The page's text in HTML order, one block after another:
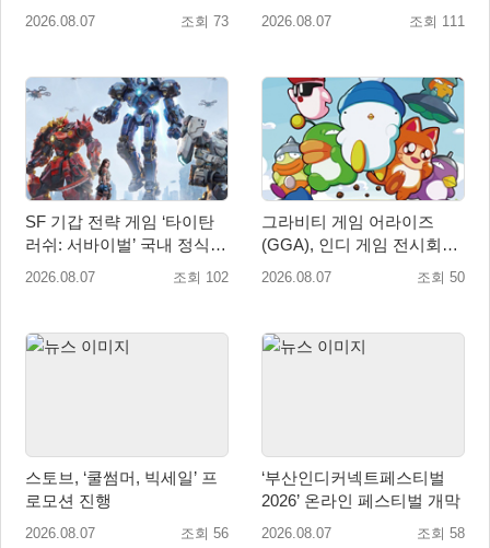
자 소통 예고
2026.08.07 조회 73
입
2026.08.07 조회 111
SF 기갑 전략 게임 ‘타이탄
러쉬: 서바이벌’ 국내 정식
출시
2026.08.07 조회 102
그라비티 게임 어라이즈
(GGA), 인디 게임 전시회
‘도쿄 게임 던전 13’ 참가!
2026.08.07 조회 50
스토브, ‘쿨썸머, 빅세일’ 프
로모션 진행
2026.08.07 조회 56
‘부산인디커넥트페스티벌
2026’ 온라인 페스티벌 개막
2026.08.07 조회 58